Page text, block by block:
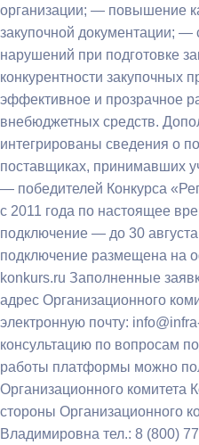
организации; — повышение
закупочной документации; —
нарушений при подготовке
конкурентности закупочных
эффективное и прозрачное
внебюджетных средств.
интегрированы сведения о
поставщиках, принимавших
— победителей Конкурса
с 2011 года по настоящее
подключение — до 30
подключение размещена на
konkurs.ru Заполненные
адрес Организационного
электронную почту:
консультацию по вопросам
работы платформы можно
Организационного комитета
стороны Организационного
Владимировна тел.: 8 (800)